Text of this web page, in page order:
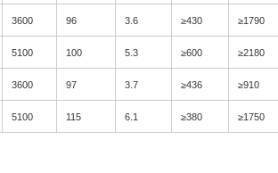
3600 96 3.6 ≥430 ≥1790
5100 100 5.3 ≥600 ≥2180
3600 97 3.7 ≥436 ≥910
5100 115 6.1 ≥380 ≥1750